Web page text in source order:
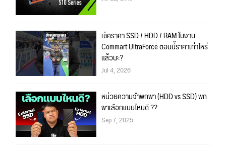
เช็คราคา SSD / HDD / RAM ในงาน
Commart UltraForce ตอนนี้ราคาเท่าไหร่
แล้วนะ?
Jul 4, 2026
หน่วยความจำพกพา (HDD vs SSD) พก
พาเลือกแบบไหนดี ??
Sep 7, 2025